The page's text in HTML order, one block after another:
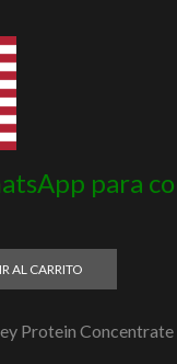
para
AL CARRITO
Protein Concentrate